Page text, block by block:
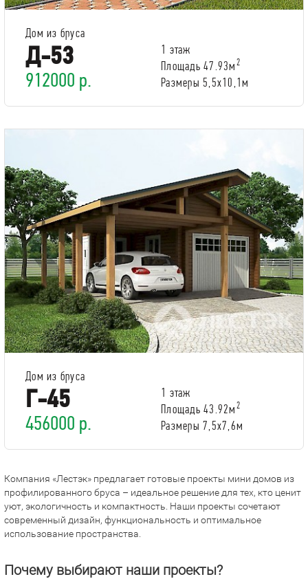
Дом из бруса
Д-53
912000 р.
1 этаж
Площадь 47.93м2
Размеры 5,5х10,1м
Дом из бруса
Г-45
456000 р.
1 этаж
Площадь 43.92м2
Размеры 7,5х7,6м
Компания «Лестэк» предлагает готовые проекты мини домов из
профилированного бруса – идеальное решение для тех, кто ценит
уют, экологичность и компактность. Наши проекты сочетают
современный дизайн, функциональность и оптимальное
использование пространства.
Почему выбирают наши проекты?